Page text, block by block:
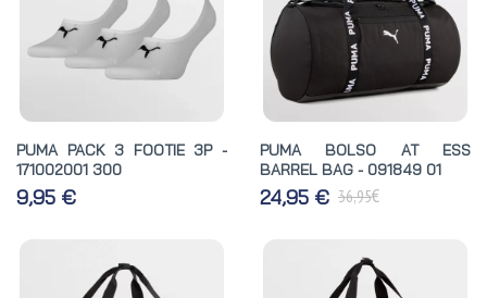
PUMA PACK 3 FOOTIE 3P -
171002001 300
9,95 €
PUMA BOLSO AT ESS
BARREL BAG - 091849 01
24,95 € 36,95€